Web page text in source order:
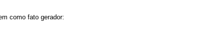
como fato gerador: